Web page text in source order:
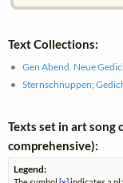
Text Collections:
Gen Abend. Neue
Sternschnuppen;
Texts set in art song
comprehensive):
Legend: